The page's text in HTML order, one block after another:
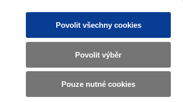
Povolit všechny cookies
Povolit výběr
Pouze nutné cookies
CZ EN
Základní
informace
o
Ministerstvu